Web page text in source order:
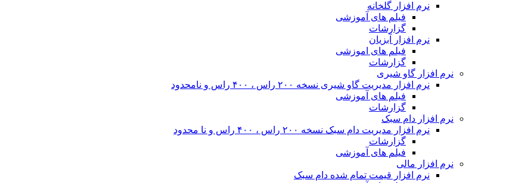
نرم افزار گلخانه
فیلم های آموزشی
گزارشات
نرم افزار آبزیان
فیلم های اموزشی
گزارشات
نرم افزار گاو شیری
نرم افزار مدیریت گاو شیری نسخه ۲۰۰ راس ، ۴۰۰ راس و نامحدود
فیلم های آموزشی
گزارشات
نرم افزار دام سبک
نرم افزار مدیریت دام سبک نسخه ۲۰۰ راس ، ۴۰۰ راس و نا محدود
گزارشات
فیلم های آموزشی
نرم افزار مالی
نرم افزار قیمت تمام شده دام سبک